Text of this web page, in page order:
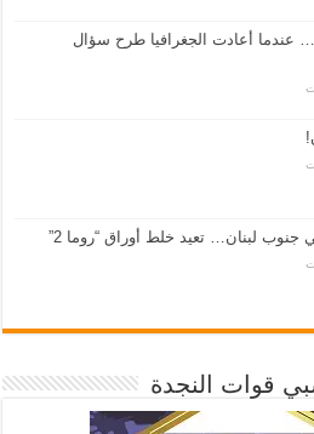
عندما أعادت الجغرافيا طرح سؤال
جنوب لبنان… تعيد خلط أوراق “روما 2”
قوات النجدة